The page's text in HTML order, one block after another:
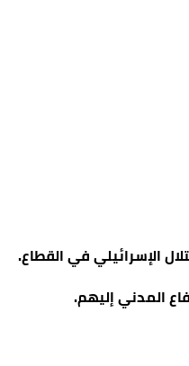
المدني إليهم.